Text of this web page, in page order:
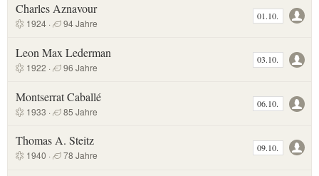
Charles Aznavour
1924 · 94 Jahre
01.10.
Leon Max Lederman
1922 · 96 Jahre
03.10.
Montserrat Caballé
1933 · 85 Jahre
06.10.
Thomas A. Steitz
1940 · 78 Jahre
09.10.